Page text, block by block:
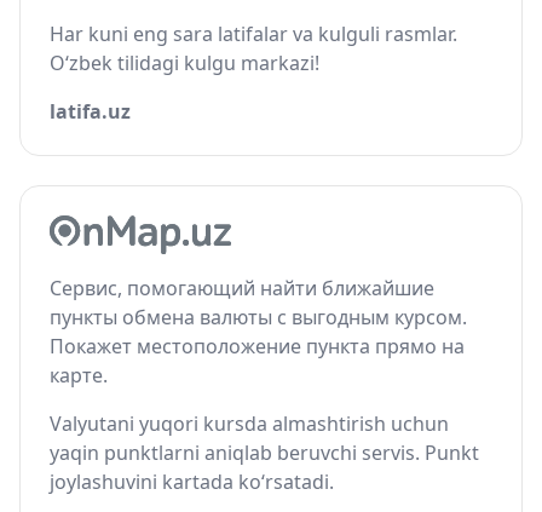
Har kuni eng sara latifalar va kulguli rasmlar.
O‘zbek tilidagi kulgu markazi!
latifa.uz
Сервис, помогающий найти ближайшие
пункты обмена валюты с выгодным курсом.
Покажет местоположение пункта прямо на
карте.
Valyutani yuqori kursda almashtirish uchun
yaqin punktlarni aniqlab beruvchi servis. Punkt
joylashuvini kartada ko‘rsatadi.